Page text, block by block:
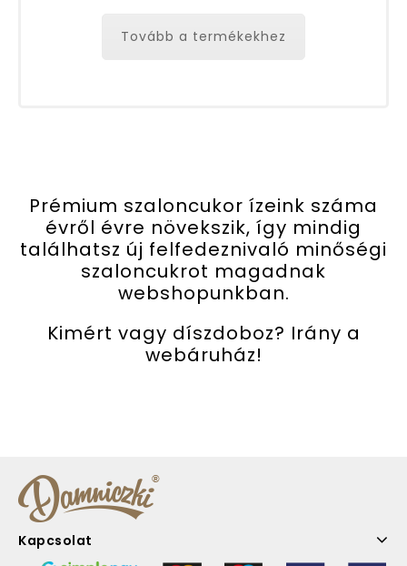
Tovább a termékekhez
Prémium szaloncukor ízeink száma
évről évre növekszik, így mindig
találhatsz új felfedeznivaló minőségi
szaloncukrot magadnak
webshopunkban.
Kimért vagy díszdoboz? Irány a
webáruház!
Kapcsolat